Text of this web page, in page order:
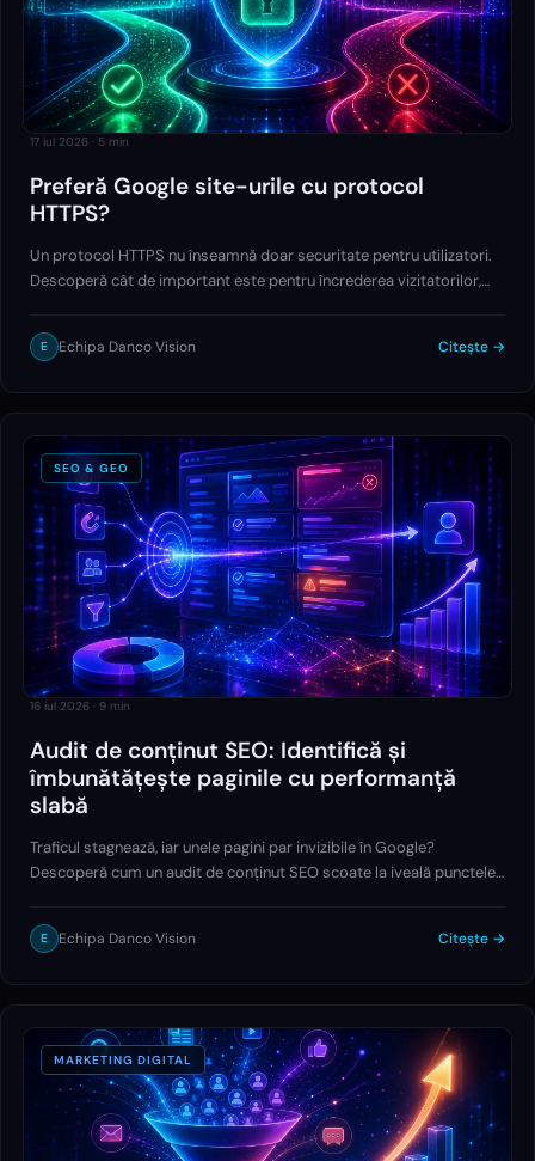
17 iul 2026 · 5 min
Preferă Google site-urile cu protocol
HTTPS?
Un protocol HTTPS nu înseamnă doar securitate pentru utilizatori.
Descoperă cât de important este pentru încrederea vizitatorilor,
consideră cu adevărat un avantaj în clasamentele din căutare.
E Echipa Danco Vision Citește →
SEO & GEO
16 iul 2026 · 9 min
Audit de conținut SEO: Identifică și
îmbunătățește paginile cu performanță
slabă
Traficul stagnează, iar unele pagini par invizibile în Google?
Descoperă cum un audit de conținut SEO scoate la iveală punctele
îmbunătățirea performanței organice.
E Echipa Danco Vision Citește →
MARKETING DIGITAL